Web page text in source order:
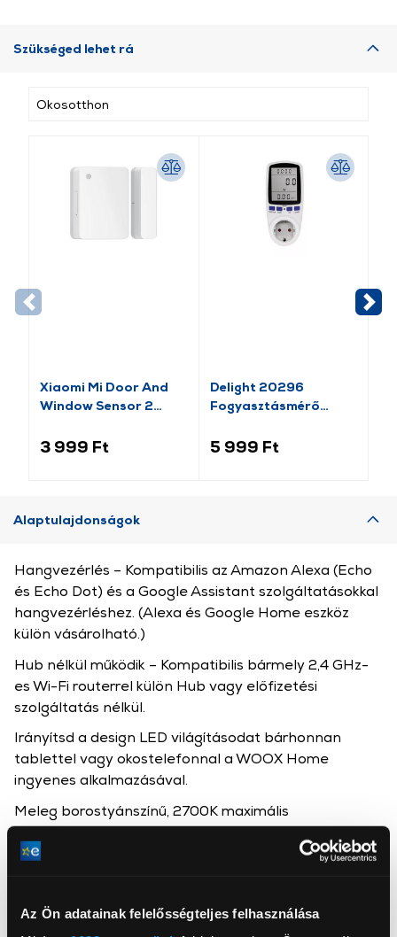
Az Ön adatainak felelősségteljes felhasználása
Szükséged lehet rá
Okosotthon
Xiaomi Mi Door And
Window Sensor 2
3 999 Ft
Delight 20296
Fogyasztásmérő
funkcióval
5 999 Ft
Alaptulajdonságok
Hangvezérlés – Kompatibilis az Amazon Alexa (Echo
és Echo Dot) és a Google Assistant szolgáltatásokkal
hangvezérléshez. (Alexa és Google Home eszköz
külön vásárolható.)
Hub nélkül működik – Kompatibilis bármely 2,4 GHz-
es Wi-Fi routerrel külön Hub vagy előfizetési
szolgáltatás nélkül.
Irányítsd a design LED világításodat bárhonnan
tablettel vagy okostelefonnal a WOOX Home
ingyenes alkalmazásával.
Meleg borostyánszínű, 2700K maximális
színhőmérsékletű LED izzó.
Időzítések, ütemezések és jelenetek beállítása, hogy
E14 foglalat, 4,9 watt, 470 lumen, Meleg fehér 2700K